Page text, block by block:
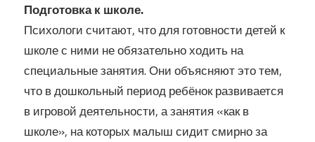
Подготовка к школе.
Психологи считают, что для готовности детей к
школе с ними не обязательно ходить на
специальные занятия. Они объясняют это тем,
что в дошкольный период ребёнок развивается
в игровой деятельности, а занятия «как в
школе», на которых малыш сидит смирно за